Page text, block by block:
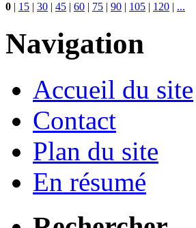
0 15 30 45 60 75 90 105 120 ...
Navigation
Accueil du site
Contact
Plan du site
En résumé